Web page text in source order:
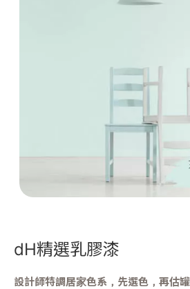
dH精選乳膠漆
設計師特調居家色系，先選色，再估罐